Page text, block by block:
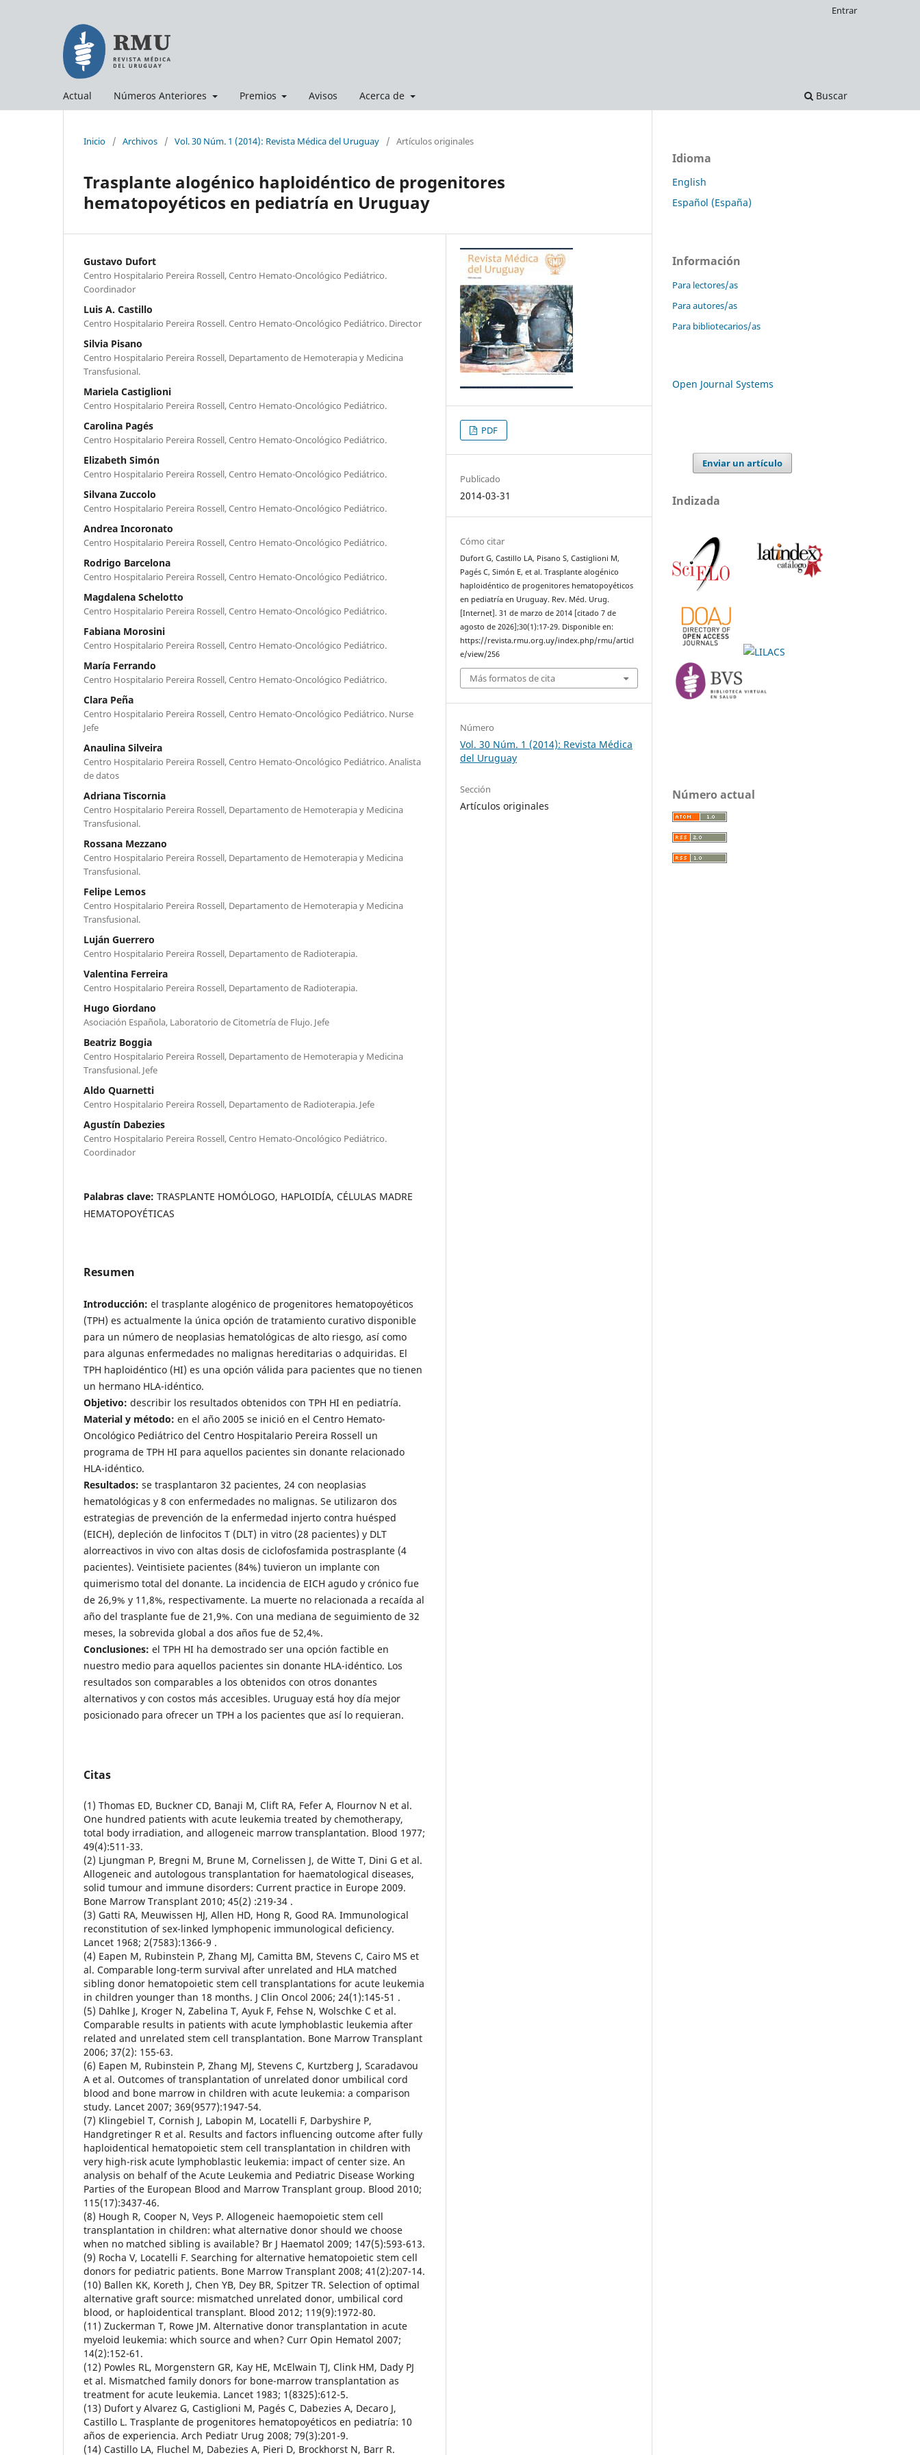
Actual Números Anteriores Premios Avisos Acerca de Buscar
Entrar
Inicio / Archivos / Vol. 30 Núm. 1 (2014): Revista Médica del Uruguay / Artículos originales
Trasplante alogénico haploidéntico de progenitores
hematopoyéticos en pediatría en Uruguay
Gustavo Dufort
Centro Hospitalario Pereira Rossell, Centro Hemato-Oncológico Pediátrico.
Coordinador
Luis A. Castillo
Centro Hospitalario Pereira Rossell. Centro Hemato-Oncológico Pediátrico. Director
Silvia Pisano
Centro Hospitalario Pereira Rossell, Departamento de Hemoterapia y Medicina
Transfusional.
Mariela Castiglioni
Centro Hospitalario Pereira Rossell, Centro Hemato-Oncológico Pediátrico.
Carolina Pagés
Centro Hospitalario Pereira Rossell, Centro Hemato-Oncológico Pediátrico.
Elizabeth Simón
Centro Hospitalario Pereira Rossell, Centro Hemato-Oncológico Pediátrico.
Silvana Zuccolo
Centro Hospitalario Pereira Rossell, Centro Hemato-Oncológico Pediátrico.
Andrea Incoronato
Centro Hospitalario Pereira Rossell, Centro Hemato-Oncológico Pediátrico.
Rodrigo Barcelona
Centro Hospitalario Pereira Rossell, Centro Hemato-Oncológico Pediátrico.
Magdalena Schelotto
Centro Hospitalario Pereira Rossell, Centro Hemato-Oncológico Pediátrico.
Fabiana Morosini
Centro Hospitalario Pereira Rossell, Centro Hemato-Oncológico Pediátrico.
María Ferrando
Centro Hospitalario Pereira Rossell, Centro Hemato-Oncológico Pediátrico.
Clara Peña
Centro Hospitalario Pereira Rossell, Centro Hemato-Oncológico Pediátrico. Nurse
Jefe
Anaulina Silveira
Centro Hospitalario Pereira Rossell, Centro Hemato-Oncológico Pediátrico. Analista
de datos
Adriana Tiscornia
Centro Hospitalario Pereira Rossell, Departamento de Hemoterapia y Medicina
Transfusional.
Rossana Mezzano
Centro Hospitalario Pereira Rossell, Departamento de Hemoterapia y Medicina
Transfusional.
Felipe Lemos
Centro Hospitalario Pereira Rossell, Departamento de Hemoterapia y Medicina
Transfusional.
Luján Guerrero
Centro Hospitalario Pereira Rossell, Departamento de Radioterapia.
Valentina Ferreira
Centro Hospitalario Pereira Rossell, Departamento de Radioterapia.
Hugo Giordano
Asociación Española, Laboratorio de Citometría de Flujo. Jefe
Beatriz Boggia
Centro Hospitalario Pereira Rossell, Departamento de Hemoterapia y Medicina
Transfusional. Jefe
Aldo Quarnetti
Centro Hospitalario Pereira Rossell, Departamento de Radioterapia. Jefe
Agustín Dabezies
Centro Hospitalario Pereira Rossell, Centro Hemato-Oncológico Pediátrico.
Coordinador
Palabras clave: TRASPLANTE HOMÓLOGO, HAPLOIDÍA, CÉLULAS MADRE
HEMATOPOYÉTICAS
Resumen
Introducción: el trasplante alogénico de progenitores hematopoyéticos
(TPH) es actualmente la única opción de tratamiento curativo disponible
para un número de neoplasias hematológicas de alto riesgo, así como
para algunas enfermedades no malignas hereditarias o adquiridas. El
TPH haploidéntico (HI) es una opción válida para pacientes que no tienen
un hermano HLA-idéntico.
Objetivo: describir los resultados obtenidos con TPH HI en pediatría.
Material y método: en el año 2005 se inició en el Centro Hemato-
Oncológico Pediátrico del Centro Hospitalario Pereira Rossell un
programa de TPH HI para aquellos pacientes sin donante relacionado
HLA-idéntico.
Resultados: se trasplantaron 32 pacientes, 24 con neoplasias
hematológicas y 8 con enfermedades no malignas. Se utilizaron dos
estrategias de prevención de la enfermedad injerto contra huésped
(EICH), depleción de linfocitos T (DLT) in vitro (28 pacientes) y DLT
alorreactivos in vivo con altas dosis de ciclofosfamida postrasplante (4
pacientes). Veintisiete pacientes (84%) tuvieron un implante con
quimerismo total del donante. La incidencia de EICH agudo y crónico fue
de 26,9% y 11,8%, respectivamente. La muerte no relacionada a recaída al
año del trasplante fue de 21,9%. Con una mediana de seguimiento de 32
meses, la sobrevida global a dos años fue de 52,4%.
Conclusiones: el TPH HI ha demostrado ser una opción factible en
nuestro medio para aquellos pacientes sin donante HLA-idéntico. Los
resultados son comparables a los obtenidos con otros donantes
alternativos y con costos más accesibles. Uruguay está hoy día mejor
posicionado para ofrecer un TPH a los pacientes que así lo requieran.
Citas
(1) Thomas ED, Buckner CD, Banaji M, Clift RA, Fefer A, Flournov N et al.
One hundred patients with acute leukemia treated by chemotherapy,
total body irradiation, and allogeneic marrow transplantation. Blood 1977;
49(4):511-33.
(2) Ljungman P, Bregni M, Brune M, Cornelissen J, de Witte T, Dini G et al.
Allogeneic and autologous transplantation for haematological diseases,
solid tumour and immune disorders: Current practice in Europe 2009.
Bone Marrow Transplant 2010; 45(2) :219-34 .
(3) Gatti RA, Meuwissen HJ, Allen HD, Hong R, Good RA. Immunological
reconstitution of sex-linked lymphopenic immunological deficiency.
Lancet 1968; 2(7583):1366-9 .
(4) Eapen M, Rubinstein P, Zhang MJ, Camitta BM, Stevens C, Cairo MS et
al. Comparable long-term survival after unrelated and HLA matched
sibling donor hematopoietic stem cell transplantations for acute leukemia
in children younger than 18 months. J Clin Oncol 2006; 24(1):145-51 .
(5) Dahlke J, Kroger N, Zabelina T, Ayuk F, Fehse N, Wolschke C et al.
Comparable results in patients with acute lymphoblastic leukemia after
related and unrelated stem cell transplantation. Bone Marrow Transplant
2006; 37(2): 155-63.
(6) Eapen M, Rubinstein P, Zhang MJ, Stevens C, Kurtzberg J, Scaradavou
A et al. Outcomes of transplantation of unrelated donor umbilical cord
blood and bone marrow in children with acute leukemia: a comparison
study. Lancet 2007; 369(9577):1947-54.
(7) Klingebiel T, Cornish J, Labopin M, Locatelli F, Darbyshire P,
Handgretinger R et al. Results and factors influencing outcome after fully
haploidentical hematopoietic stem cell transplantation in children with
very high-risk acute lymphoblastic leukemia: impact of center size. An
analysis on behalf of the Acute Leukemia and Pediatric Disease Working
Parties of the European Blood and Marrow Transplant group. Blood 2010;
115(17):3437-46.
(8) Hough R, Cooper N, Veys P. Allogeneic haemopoietic stem cell
transplantation in children: what alternative donor should we choose
when no matched sibling is available? Br J Haematol 2009; 147(5):593-613.
(9) Rocha V, Locatelli F. Searching for alternative hematopoietic stem cell
donors for pediatric patients. Bone Marrow Transplant 2008; 41(2):207-14.
(10) Ballen KK, Koreth J, Chen YB, Dey BR, Spitzer TR. Selection of optimal
alternative graft source: mismatched unrelated donor, umbilical cord
blood, or haploidentical transplant. Blood 2012; 119(9):1972-80.
(11) Zuckerman T, Rowe JM. Alternative donor transplantation in acute
myeloid leukemia: which source and when? Curr Opin Hematol 2007;
14(2):152-61.
(12) Powles RL, Morgenstern GR, Kay HE, McElwain TJ, Clink HM, Dady PJ
et al. Mismatched family donors for bone-marrow transplantation as
treatment for acute leukemia. Lancet 1983; 1(8325):612-5.
(13) Dufort y Alvarez G, Castiglioni M, Pagés C, Dabezies A, Decaro J,
Castillo L. Trasplante de progenitores hematopoyéticos en pediatría: 10
años de experiencia. Arch Pediatr Urug 2008; 79(3):201-9.
(14) Castillo LA, Fluchel M, Dabezies A, Pieri D, Brockhorst N, Barr R.
PDF
Publicado
2014-03-31
Cómo citar
Dufort G, Castillo LA, Pisano S, Castiglioni M,
Pagés C, Simón E, et al. Trasplante alogénico
haploidéntico de progenitores hematopoyéticos
en pediatría en Uruguay. Rev. Méd. Urug.
[Internet]. 31 de marzo de 2014 [citado 7 de
agosto de 2026];30(1):17-29. Disponible en:
https://revista.rmu.org.uy/index.php/rmu/articl
e/view/256
Más formatos de cita
Número
Vol. 30 Núm. 1 (2014): Revista Médica
del Uruguay
Sección
Artículos originales
Idioma
English
Español (España)
Información
Para lectores/as
Para autores/as
Para bibliotecarios/as
Open Journal Systems
Enviar un artículo
Indizada
Número actual